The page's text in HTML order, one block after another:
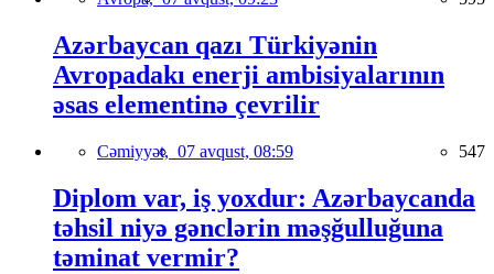
Azərbaycan qazı Türkiyənin
Avropadakı enerji ambisiyalarının
əsas elementinə çevrilir
Cəmiyyət, 07 avqust, 08:59 547
Diplom var, iş yoxdur: Azərbaycanda
təhsil niyə gənclərin məşğulluğuna
təminat vermir?